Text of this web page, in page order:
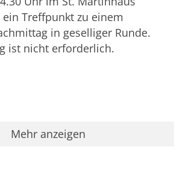
Treffpunkt zu einem
in geselliger Runde.
ist nicht erforderlich.
Mehr anzeigen